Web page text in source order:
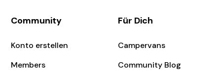
Community
Konto erstellen
Members
Für Dich
Campervans
Community Blog